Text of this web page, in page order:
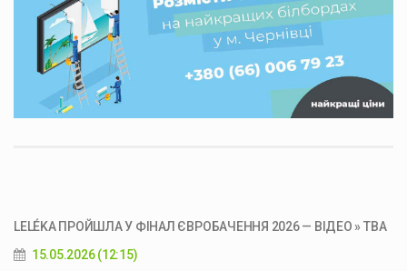
LELÉKA ПРОЙШЛА У ФІНАЛ ЄВРОБАЧЕННЯ 2026 — ВІДЕО » ТВА
15.05.2026 (12:15)